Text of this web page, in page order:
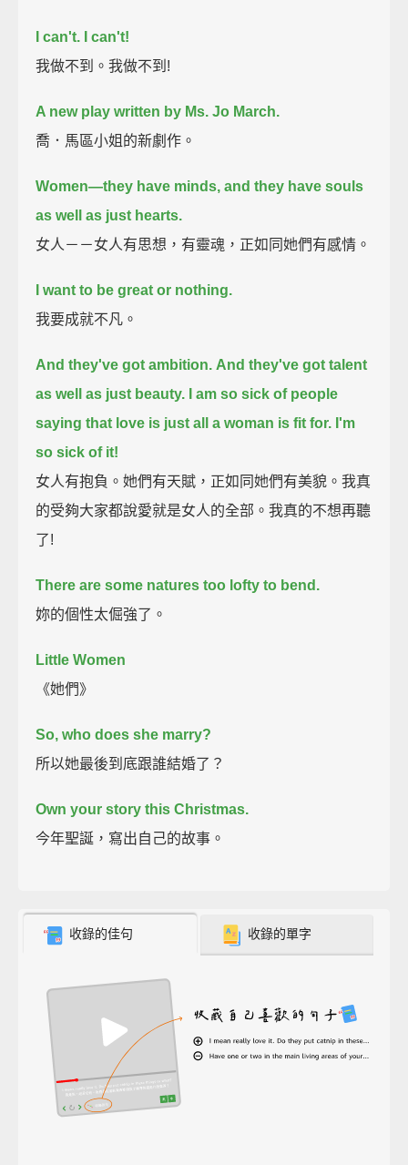
I can't. I can't!
我做不到。我做不到!
A new play written by Ms. Jo March.
喬．馬區小姐的新劇作。
Women—they have minds, and they have souls
as well as just hearts.
女人－－女人有思想，有靈魂，正如同她們有感情。
I want to be great or nothing.
我要成就不凡。
And they've got ambition. And they've got talent
as well as just beauty.
I am so sick of people
saying that love is just all a woman is fit for. I'm
so sick of it!
女人有抱負。她們有天賦，正如同她們有美貌。我真
的受夠大家都說愛就是女人的全部。我真的不想再聽
了!
There are some natures too lofty to bend.
妳的個性太倔強了。
Little Women
《她們》
So, who does she marry?
所以她最後到底跟誰結婚了？
Own your story this Christmas.
今年聖誕，寫出自己的故事。
收錄的佳句 收錄的單字